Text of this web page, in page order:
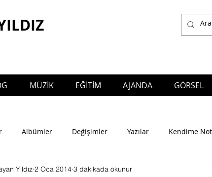
to the official website of Çağlayan Yıldız, who works as a Composer, Arranger, Producer, Music Director, Performer and Educator in many genres of
MÜZİK EĞİTİM AJANDA GÖRSEL
Albümler Değişimler Yazılar Kendime
Yıldız 2 Oca 2014 3 dakikada okunur